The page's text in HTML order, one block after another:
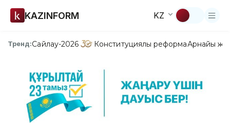
KAZINFORM KZ
Тренд:Сайлау-2026 Конституциялық реформаАрнайы